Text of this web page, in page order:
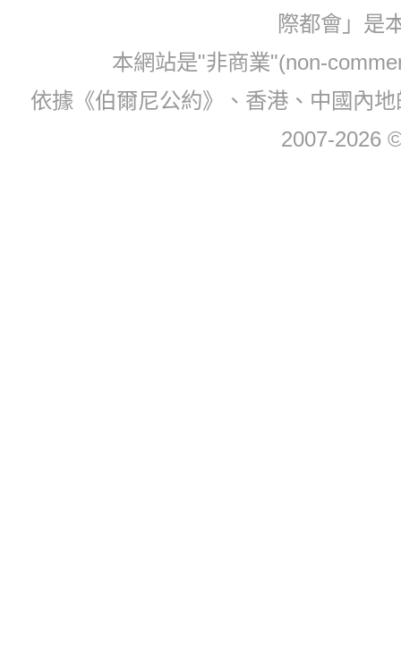
際都會」是
本網站是"非商業"(non-
依據《伯爾尼公約》、香港、中國內
2007-2026